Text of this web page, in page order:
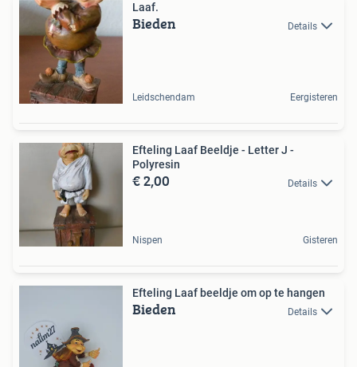
Laaf.
Bieden Details
Leidschendam Eergisteren
Efteling Laaf Beeldje - Letter J -
Polyresin
€ 2,00 Details
Nispen Gisteren
Efteling Laaf beeldje om op te hangen
Bieden Details